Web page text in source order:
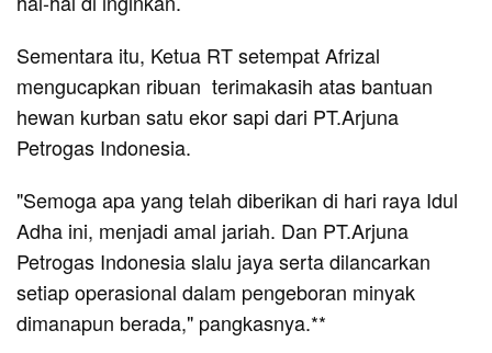
Sementara itu, Ketua RT setempat Afrizal
mengucapkan ribuan terimakasih atas bantuan
hewan kurban satu ekor sapi dari PT.Arjuna
Petrogas Indonesia.
"Semoga apa yang telah diberikan di hari raya Idul
Adha ini, menjadi amal jariah. Dan PT.Arjuna
Petrogas Indonesia slalu jaya serta dilancarkan
setiap operasional dalam pengeboran minyak
dimanapun berada," pangkasnya.**